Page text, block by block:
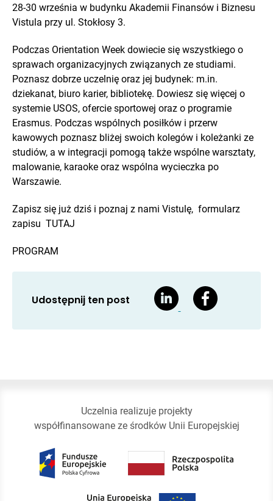
28-30 września w budynku Akademii Finansów i Biznesu
Vistula przy ul. Stokłosy 3.
Podczas Orientation Week dowiecie się wszystkiego o
sprawach organizacyjnych związanych ze studiami.
Poznasz dobrze uczelnię oraz jej budynek: m.in.
dziekanat, biuro karier, bibliotekę. Dowiesz się więcej o
systemie USOS, ofercie sportowej oraz o programie
Erasmus. Podczas wspólnych posiłków i przerw
kawowych poznasz bliżej swoich kolegów i koleżanki ze
studiów, a w integracji pomogą także wspólne warsztaty,
malowanie, karaoke oraz wspólna wycieczka po
Warszawie.
Zapisz się już dziś i poznaj z nami Vistulę, formularz
zapisu TUTAJ
PROGRAM
Udostępnij ten post
Uczelnia realizuje projekty
współfinansowane ze środków Unii Europejskiej